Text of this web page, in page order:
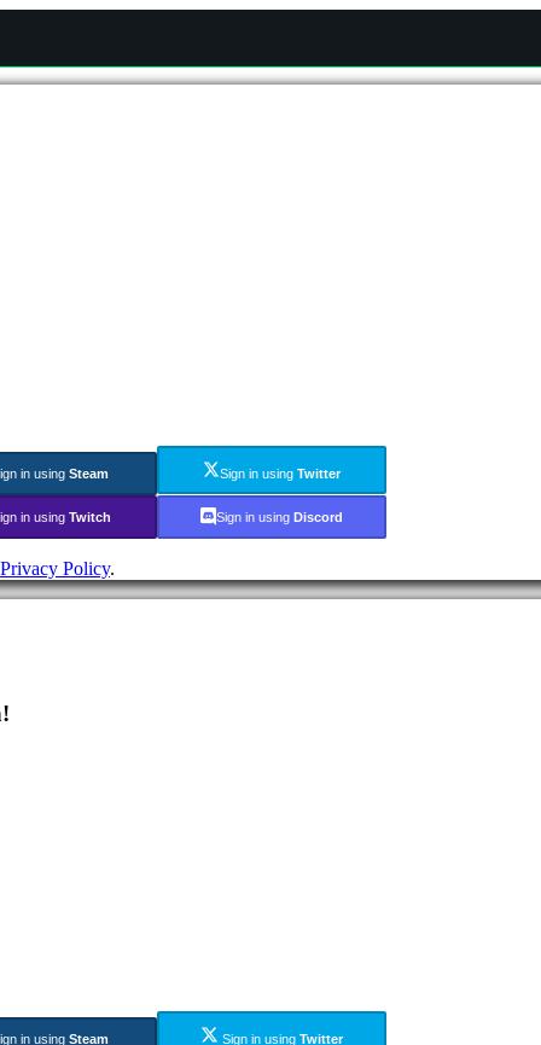
in using Steam Sign in usingTwitter
in using Twitch Sign in using Discord
Privacy Policy.
in using Steam Sign in using Twitter